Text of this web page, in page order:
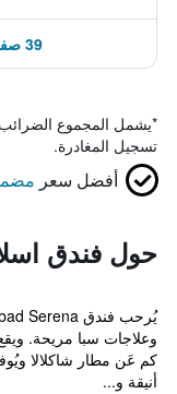
39 صفقة إضافية ابتداءً من 519 ﷼
*يشمل المجموع
تسجيل المغادرة.
أفضل سعر
حول فندق
كم عَن مطار شاكلالا
أنيقة و...